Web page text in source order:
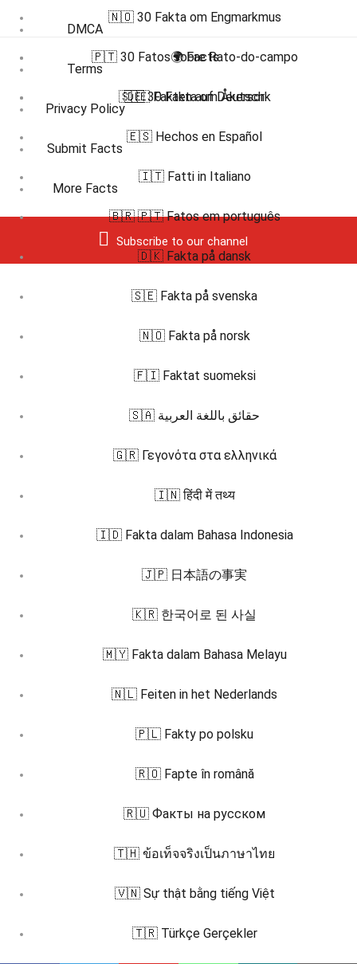
DMCA
Terms
Privacy Policy
Submit Facts
More Facts
Subscribe to our channel
🇳🇴 30 Fakta om Engmarkmus
🇵🇹 30 Fatos sobre Rato-do-campo
🇸🇪 30 Fakta om Åkersork
🌍 Facts
🇩🇪 Fakten auf Deutsch
🇪🇸 Hechos en Español
🇮🇹 Fatti in Italiano
🇧🇷 🇵🇹 Fatos em português
🇩🇰 Fakta på dansk
🇸🇪 Fakta på svenska
🇳🇴 Fakta på norsk
🇫🇮 Faktat suomeksi
🇸🇦 حقائق باللغة العربية
🇬🇷 Γεγονότα στα ελληνικά
🇮🇳 हिंदी में तथ्य
🇮🇩 Fakta dalam Bahasa Indonesia
🇯🇵 日本語の事実
🇰🇷 한국어로 된 사실
🇲🇾 Fakta dalam Bahasa Melayu
🇳🇱 Feiten in het Nederlands
🇵🇱 Fakty po polsku
🇷🇴 Fapte în română
🇷🇺 Факты на русском
🇹🇭 ข้อเท็จจริงเป็นภาษาไทย
🇻🇳 Sự thật bằng tiếng Việt
🇹🇷 Türkçe Gerçekler